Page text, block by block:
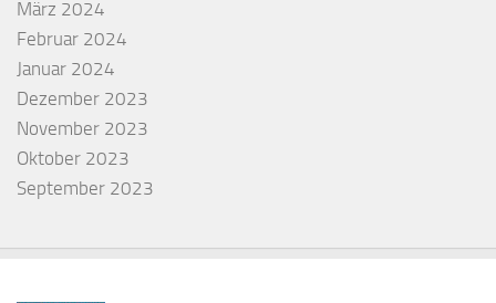
März 2024
Februar 2024
Januar 2024
Dezember 2023
November 2023
Oktober 2023
September 2023